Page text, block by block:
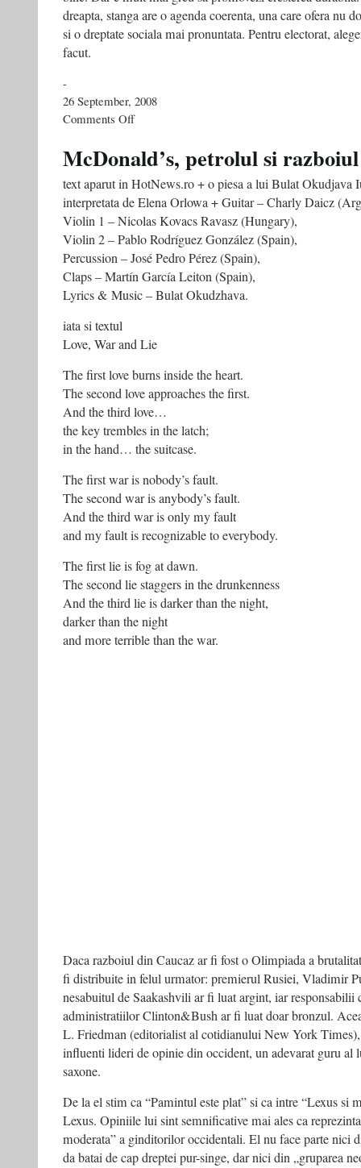
dreapta, stanga are o agenda coerenta, una care ofera nu
si o dreptate sociala mai pronuntata. Pentru electorat,
facut.
-
26 September, 2008
Comments Offon
La
v-
aliniati!
(de
Stiglitz)
McDonald’s, petrolul si
text aparut in HotNews.ro + o piesa a lui Bulat Okudjava
interpretata de Elena Orlowa + Guitar – Charly Daicz
Violin 1 – Nicolas Kovacs Ravasz (Hungary),
Violin 2 – Pablo Rodríguez González (Spain),
Percussion – José Pedro Pérez (Spain),
Claps – Martín García Leiton (Spain),
Lyrics & Music – Bulat Okudzhava.
iata si textul
Love, War and Lie
The first love burns inside the heart.
The second love approaches the first.
And the third love…
the key trembles in the latch;
in the hand… the suitcase.
The first war is nobody’s fault.
The second war is anybody’s fault.
And the third war is only my fault
and my fault is recognizable to everybody.
The first lie is fog at dawn.
The second lie staggers in the drunkenness
And the third lie is darker than the night,
darker than the night
and more terrible than the war.
Daca razboiul din Caucaz ar fi fost o Olimpiada a
fi distribuite in felul urmator: premierul Rusiei, Vladimir
nesabuitul de Saakashvili ar fi luat argint, iar responsabilii
administratiilor Clinton&Bush ar fi luat doar bronzul.
L. Friedman (editorialist al cotidianului New York
influenti lideri de opinie din occident, un adevarat guru al
saxone.
De la el stim ca “Pamintul este plat” si ca intre “Lexus si
Lexus. Opiniile lui sint semnificative mai ales ca
moderata” a ginditorilor occidentali. El nu face parte nici
da batai de cap dreptei pur-singe, dar nici din „gruparea